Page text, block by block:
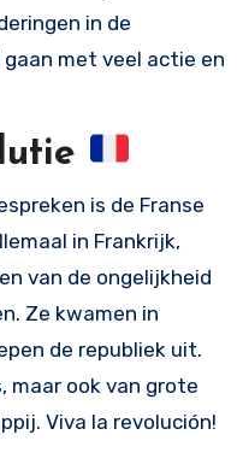
in de
met veel actie en
is de Franse
in Frankrijk,
van de ongelijkheid
Ze kwamen in
de republiek uit.
maar ook van grote
Viva la revolución!